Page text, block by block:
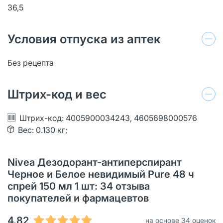
36,5
Условия отпуска из аптек
Без рецепта
Штрих-код и вес
Штрих-код: 4005900034243, 4605698000576
Вес: 0.130 кг;
Nivea Дезодорант-антиперспирант
Черное и Белое невидимый Pure 48 ч
спрей 150 мл 1 шт: 34 отзыва
покупателей и фармацевтов
4.82
на основе 34 оценок